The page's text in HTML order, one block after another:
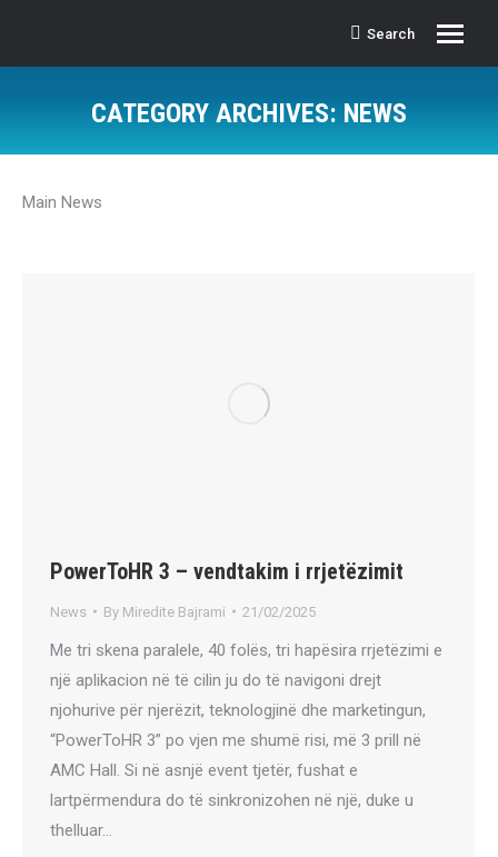
Search:
Search
CATEGORY ARCHIVES: NEWS
Main News
PowerToHR 3 – vendtakim i rrjetëzimit
News By Miredite Bajrami 21/02/2025
Me tri skena paralele, 40 folës, tri hapësira rrjetëzimi e
një aplikacion në të cilin ju do të navigoni drejt
njohurive për njerëzit, teknologjinë dhe marketingun,
“PowerToHR 3” po vjen me shumë risi, më 3 prill në
AMC Hall. Si në asnjë event tjetër, fushat e
lartpërmendura do të sinkronizohen në një, duke u
thelluar…